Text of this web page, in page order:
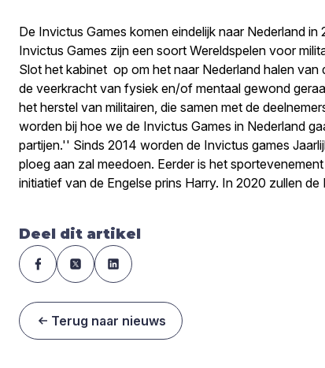
De Invictus Games komen eindelijk naar Nederland
Invictus Games zijn een soort Wereldspelen voor
Slot het kabinet op om het naar Nederland halen
de veerkracht van fysiek en/of mentaal gewond
het herstel van militairen, die samen met de
worden bij hoe we de Invictus Games in Nederland
partijen.'' Sinds 2014 worden de Invictus games
ploeg aan zal meedoen. Eerder is het
initiatief van de Engelse prins Harry. In 2020 zullen
Deel dit artikel
Terug naar nieuws